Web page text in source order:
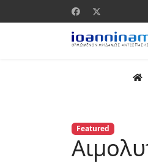
Featured